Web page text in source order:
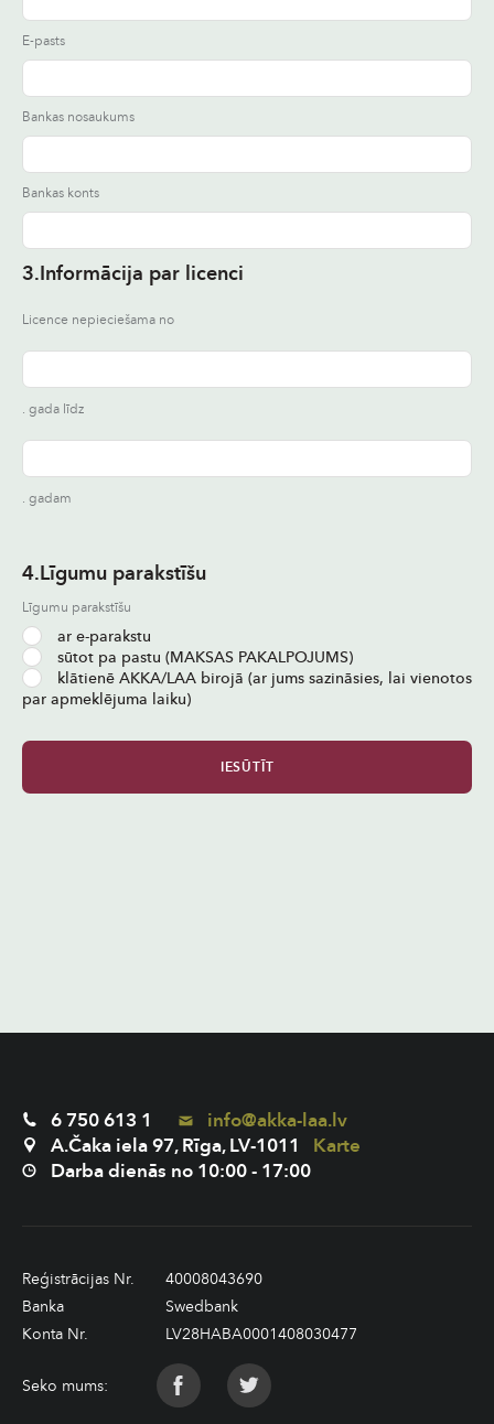
E-pasts
Bankas nosaukums
Bankas konts
3.Informācija par licenci
Licence nepieciešama no
. gada līdz
. gadam
4.Līgumu parakstīšu
Līgumu parakstīšu
ar e-parakstu
sūtot pa pastu (MAKSAS PAKALPOJUMS)
klātienē AKKA/LAA birojā (ar jums sazināsies, lai vienotos
par apmeklējuma laiku)
IESŪTĪT
6 750 613 1
info@akka-laa.lv
A.Čaka iela 97, Rīga, LV-1011
Karte
Darba dienās no 10:00 - 17:00
Reģistrācijas Nr.
40008043690
Banka
Swedbank
Konta Nr.
LV28HABA0001408030477
Seko mums: